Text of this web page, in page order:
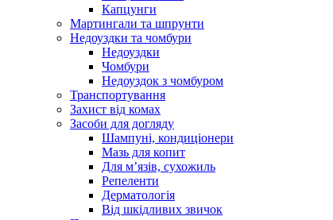
Капцунги
Мартингали та шпрунти
Недоуздки та чомбури
Недоуздки
Чомбури
Недоуздок з чомбуром
Транспортування
Захист від комах
Засоби для догляду
Шампуні, кондиціонери
Мазь для копит
Для м’язів, сухожиль
Репеленти
Дерматологія
Від шкідливих звичок